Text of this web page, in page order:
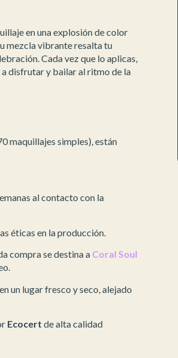
en una explosión de color
mezcla vibrante resalta tu
Cada vez que lo aplicas,
disfrutar y bailar al ritmo de la
maquillajes simples), están
al contacto con la
éticas en la producción.
compra se destina a Coral Soul
un lugar fresco y seco, alejado
Ecocert de alta calidad